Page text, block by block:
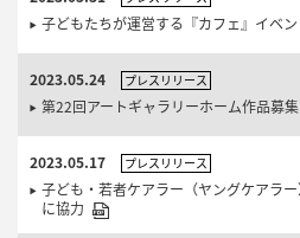
子どもたちが運営する『カフェ』イベ
2023.05.24 プレスリリース
第22回アートギャラリーホーム作品募
2023.05.17 プレスリリース
子ども・若者ケアラー（ヤングケアラ
に協力